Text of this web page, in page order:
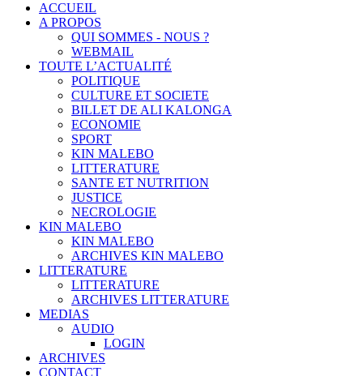
ACCUEIL
A PROPOS
QUI SOMMES - NOUS ?
WEBMAIL
TOUTE L’ACTUALITÉ
POLITIQUE
CULTURE ET SOCIETE
BILLET DE ALI KALONGA
ECONOMIE
SPORT
KIN MALEBO
LITTERATURE
SANTE ET NUTRITION
JUSTICE
NECROLOGIE
KIN MALEBO
KIN MALEBO
ARCHIVES KIN MALEBO
LITTERATURE
LITTERATURE
ARCHIVES LITTERATURE
MEDIAS
AUDIO
LOGIN
ARCHIVES
CONTACT